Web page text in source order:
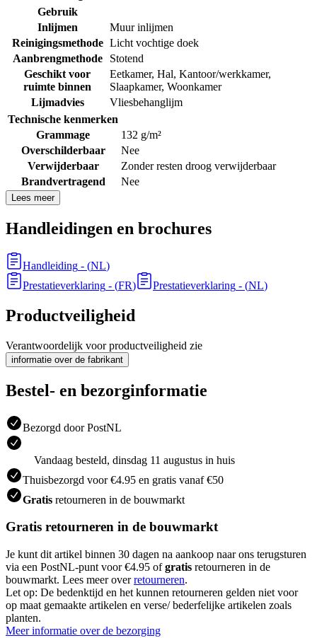
Gebruik
Inlijmen
Muur inlijmen
Reinigingsmethode Licht vochtige doek
Aanbrengmethode
Stotend
Geschikt voor
ruimte binnen
Eetkamer, Hal, Kantoor/werkkamer,
Slaapkamer, Woonkamer
Lijmadvies
Vliesbehanglijm
Technische kenmerken
Grammage
132 g/m²
Overschilderbaar
Nee
Verwijderbaar
Zonder resten droog verwijderbaar
Brandvertragend
Nee
Lees meer
Handleidingen en brochures
Handleiding - (NL)
Prestatieverklaring - (FR) Prestatieverklaring - (NL)
Productveiligheid
Verantwoordelijk voor productveiligheid zie
informatie over de fabrikant
Bestel- en bezorginformatie
Bezorgd door PostNL
Vandaag besteld, dinsdag 11 augustus in huis
Thuisbezorgd voor €4.95 en gratis vanaf €50
Gratis retourneren in de bouwmarkt
Gratis retourneren in de bouwmarkt
Je kunt dit artikel binnen 30 dagen na aankoop naar ons terugsturen
via een PostNL-punt voor €4.95 ofgratis retourneren in de
bouwmarkt. Lees meer overretourneren.
Let op: De bedenktijd en het kunnen retourneren gelden niet voor
op maat gemaakte artikelen en verse/ bederfelijke artikelen zoals
planten.
Meer informatie over de bezorging